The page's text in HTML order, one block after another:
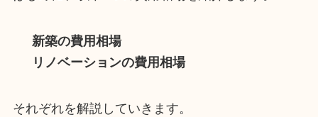
新築の費用相場
リノベーションの費用相場
それぞれを解説していきます。